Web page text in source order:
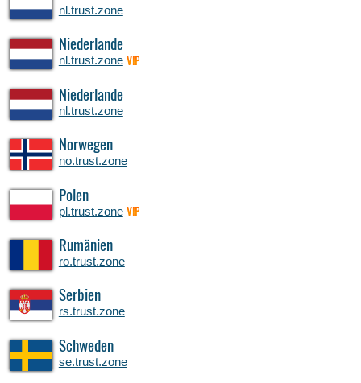
nl.trust.zone
Niederlande
nl.trust.zone VIP
Niederlande
nl.trust.zone
Norwegen
no.trust.zone
Polen
pl.trust.zone VIP
Rumänien
ro.trust.zone
Serbien
rs.trust.zone
Schweden
se.trust.zone